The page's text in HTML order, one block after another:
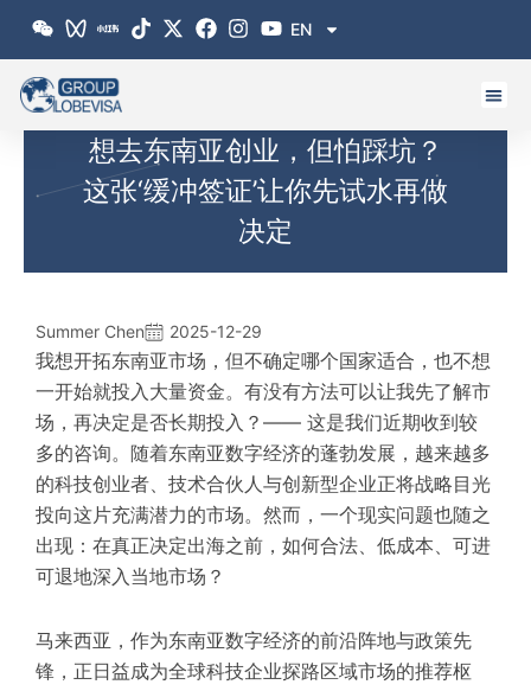
EN
想去东南亚创业，但怕踩坑？
这张‘缓冲签证’让你先试水再做
决定
Summer Chen 2025-12-29
我想开拓东南亚市场，但不确定哪个国家适合，也不想
一开始就投入大量资金。有没有方法可以让我先了解市
场，再决定是否长期投入？—— 这是我们近期收到较
多的咨询。随着东南亚数字经济的蓬勃发展，越来越多
的科技创业者、技术合伙人与创新型企业正将战略目光
投向这片充满潜力的市场。然而，一个现实问题也随之
出现：在真正决定出海之前，如何合法、低成本、可进
可退地深入当地市场？
马来西亚，作为东南亚数字经济的前沿阵地与政策先
锋，正日益成为全球科技企业探路区域市场的推荐枢